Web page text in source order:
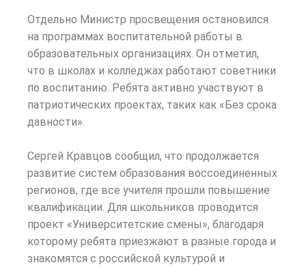
Отдельно Министр просвещения остановился
на программах воспитательной работы в
образовательных организациях. Он отметил,
что в школах и колледжах работают советники
по воспитанию. Ребята активно участвуют в
патриотических проектах, таких как «Без срока
давности».
Сергей Кравцов сообщил, что продолжается
развитие систем образования воссоединенных
регионов, где все учителя прошли повышение
квалификации. Для школьников проводится
проект «Университетские смены», благодаря
которому ребята приезжают в разные города и
знакомятся с российской культурой и